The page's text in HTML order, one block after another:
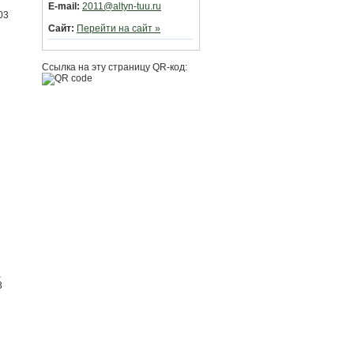
E-mail: 2011@altyn-tuu.ru
Сайт: Перейти на сайт »
Ссылка на эту страницу QR-код: